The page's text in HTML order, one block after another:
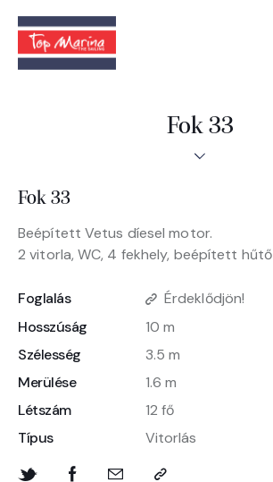
Fok 33
Fok 33
Beépített Vetus díesel motor.
2 vitorla, WC, 4 fekhely, beépített hűtő
Foglalás
Érdeklődjön!
Hosszúság
10 m
Szélesség
3.5 m
Merülése
1.6 m
Létszám
12 fő
Típus
Vitorlás